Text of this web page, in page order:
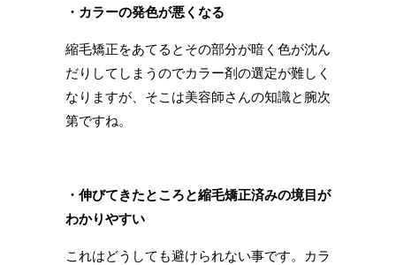
・カラーの発色が悪くなる
縮毛矯正をあてるとその部分が暗く色が沈ん
だりしてしまうのでカラー剤の選定が難しく
なりますが、そこは美容師さんの知識と腕次
第ですね。
・伸びてきたところと縮毛矯正済みの境目が
わかりやすい
これはどうしても避けられない事です。カラ